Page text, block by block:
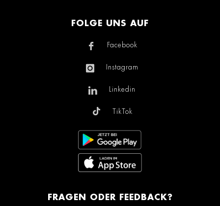
FOLGE UNS AUF
Facebook
Instagram
Linkedin
TikTok
FRAGEN ODER FEEDBACK?